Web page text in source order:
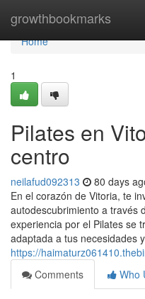
growthbookmarks
Home
Home
1
Pilates en
centro
neilafud092313 80 days
En el corazón de Vitoria, te
autodescubrimiento a través
experiencia por el Pilates se
adaptada a tus necesidades
https://
Comments
Who